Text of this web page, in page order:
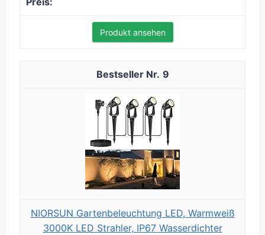
Produkt ansehen
9
NIORSUN Gartenbeleuchtung LED, Warmweiß
3000K LED Strahler, IP67 Wasserdichter